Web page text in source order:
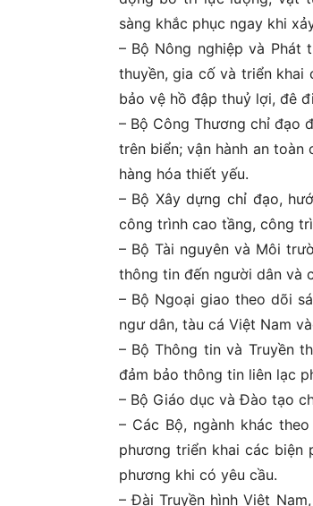
sàng khắc phục ngay khi
– Bộ Nông nghiệp và Phát
thuyền, gia cố và triển khai
bảo vệ hồ đập thuỷ lợi, đê
– Bộ Công Thương chỉ đạo
trên biển; vận hành an
hàng hóa thiết yếu.
– Bộ Xây dựng chỉ đạo,
công trình cao tầng, công
– Bộ Tài nguyên và Môi
thông tin đến người dân và
– Bộ Ngoại giao theo dõi
ngư dân, tàu cá Việt Nam
– Bộ Thông tin và Truyền
đảm bảo thông tin liên lạc
– Bộ Giáo dục và Đào tạo
– Các Bộ, ngành khác
phương triển khai các biện
phương khi có yêu cầu.
– Đài Truyền hình Việt